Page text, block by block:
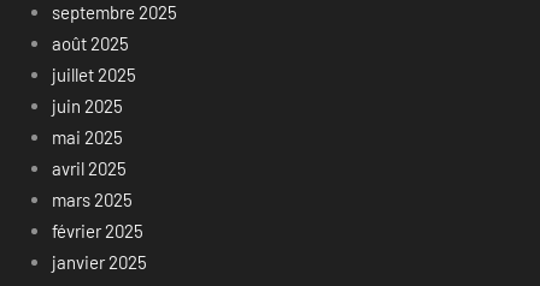
septembre 2025
août 2025
juillet 2025
juin 2025
mai 2025
avril 2025
mars 2025
février 2025
janvier 2025